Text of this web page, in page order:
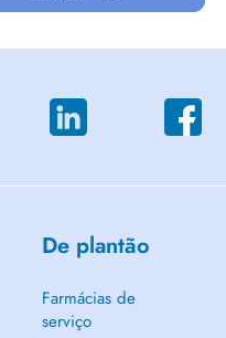
De plantão
Farmácias de
serviço